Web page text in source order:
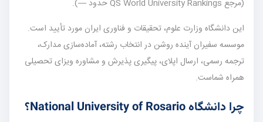
(مرجع QS World University Rankings حدود —).
این دانشگاه وزارت علوم، تحقیقات و فناوری ایران مورد تأیید است.
موسسه سفیران آینده روشن در انتخاب رشته، آماده‌سازی مدارک،
ترجمه رسمی، ارسال اپلای، پیگیری پذیرش و مشاوره ویزای تحصیلی
همراه شماست.
چرا دانشگاه National University of Rosario؟